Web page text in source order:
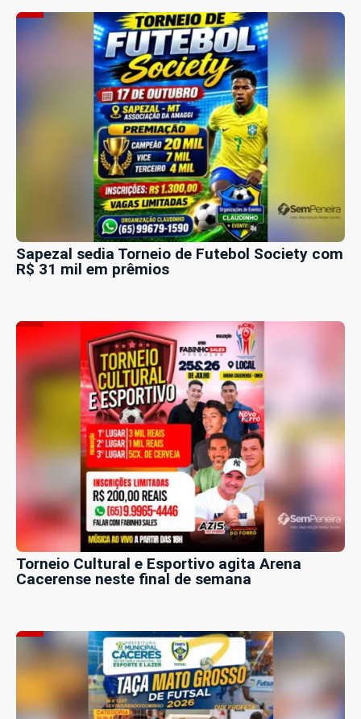
Sapezal sedia Torneio de Futebol Society com
R$ 31 mil em prêmios
Torneio Cultural e Esportivo agita Arena
Cacerense neste final de semana